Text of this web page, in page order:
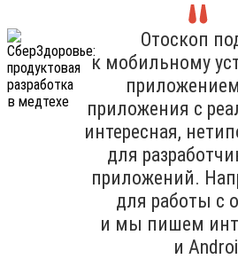
Отоскоп
к мобильному
приложения с
интересная,
для
приложений.
для работы с
и мы пишем
и